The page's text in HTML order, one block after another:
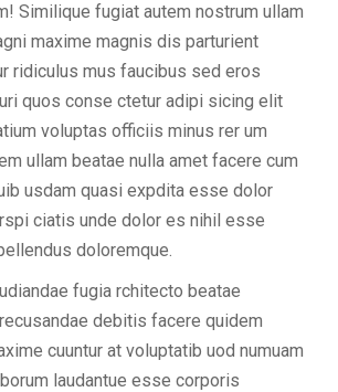
Similique fugiat autem nostrum ullam
maxime magnis dis parturient
ridiculus mus faucibus sed eros
quos conse ctetur adipi sicing elit
voluptas officiis minus rer um
ullam beatae nulla amet facere cum
usdam quasi expdita esse dolor
ciatis unde dolor es nihil esse
doloremque.
fugia rchitecto beatae
debitis facere quidem
cuuntur at voluptatib uod numuam
laudantue esse corporis